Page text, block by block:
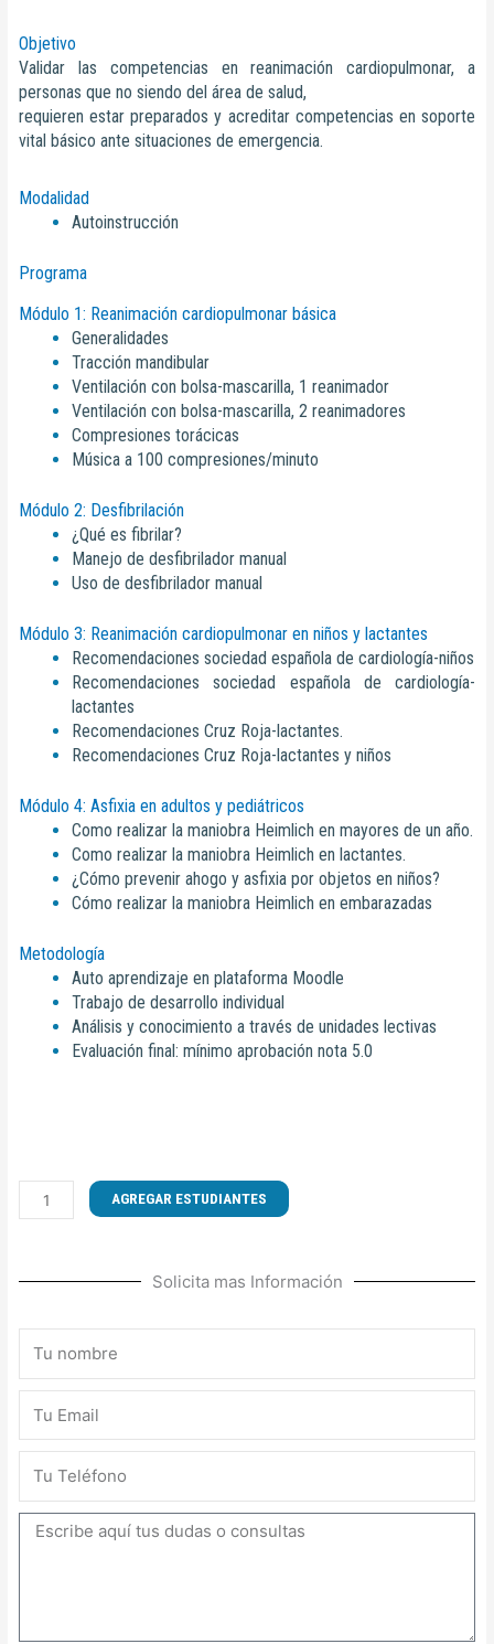
Objetivo
Validar las competencias en reanimación cardiopulmonar, a
personas que no siendo del área de salud,
requieren estar preparados y acreditar competencias en soporte
vital básico ante situaciones de emergencia.
Modalidad
Autoinstrucción
Programa
Módulo 1: Reanimación cardiopulmonar básica
Generalidades
Tracción mandibular
Ventilación con bolsa-mascarilla, 1 reanimador
Ventilación con bolsa-mascarilla, 2 reanimadores
Compresiones torácicas
Música a 100 compresiones/minuto
Módulo 2: Desfibrilación
¿Qué es fibrilar?
Manejo de desfibrilador manual
Uso de desfibrilador manual
Módulo 3: Reanimación cardiopulmonar en niños y lactantes
Recomendaciones sociedad española de cardiología-niños
Recomendaciones sociedad española de cardiología-
lactantes
Recomendaciones Cruz Roja-lactantes.
Recomendaciones Cruz Roja-lactantes y niños
Módulo 4: Asfixia en adultos y pediátricos
Como realizar la maniobra Heimlich en mayores de un año.
Como realizar la maniobra Heimlich en lactantes.
¿Cómo prevenir ahogo y asfixia por objetos en niños?
Cómo realizar la maniobra Heimlich en embarazadas
Metodología
Auto aprendizaje en plataforma Moodle
Trabajo de desarrollo individual
Análisis y conocimiento a través de unidades lectivas
Evaluación final: mínimo aprobación nota 5.0
CURSO
DE
DEA
Y
OVACE
cantidad
AGREGAR ESTUDIANTES
Solicita mas Información
Mensaje